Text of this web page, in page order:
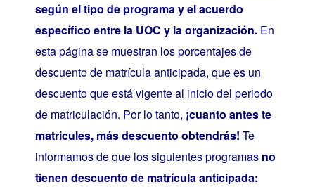
según el tipo de programa y el acuerdo
específico entre la UOC y la organización. En
esta página se muestran los porcentajes de
descuento de matrícula anticipada, que es un
descuento que está vigente al inicio del periodo
de matriculación. Por lo tanto, ¡cuanto antes te
matricules, más descuento obtendrás! Te
informamos de que los siguientes programas no
tienen descuento de matrícula anticipada: